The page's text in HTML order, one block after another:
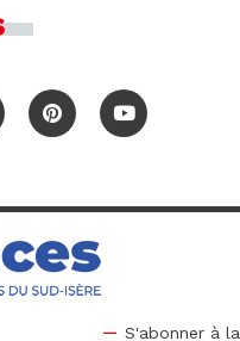
S'abonner à